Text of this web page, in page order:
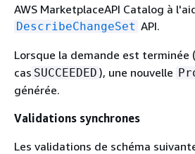
AWS MarketplaceAPI Catalog à
DescribeChangeSet API.
Lorsque la demande est terminée
cas SUCCEEDED ), une nouvelle
générée.
Validations synchrones
Les validations de schéma